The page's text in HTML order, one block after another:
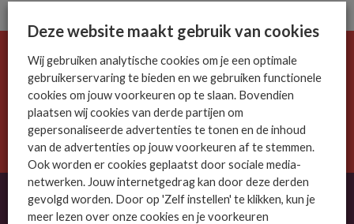
De ICT-wereld is snel. Mis niets.
Meld je nu aan voor de MSP Business nieuwsbrief.
AANMELDEN
Deze website maakt gebruik van cookies
Wij gebruiken analytische cookies om je een optimale
gebruikerservaring te bieden en we gebruiken functionele
cookies om jouw voorkeuren op te slaan. Bovendien
plaatsen wij cookies van derde partijen om
gepersonaliseerde advertenties te tonen en de inhoud
van de advertenties op jouw voorkeuren af te stemmen.
Ook worden er cookies geplaatst door sociale media-
netwerken. Jouw internetgedrag kan door deze derden
gevolgd worden. Door op 'Zelf instellen' te klikken, kun je
meer lezen over onze cookies en je voorkeuren